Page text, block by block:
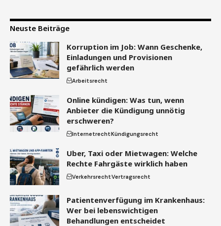
Neuste Beiträge
Korruption im Job: Wann Geschenke,
Einladungen und Provisionen
gefährlich werden
Arbeitsrecht
Online kündigen: Was tun, wenn
Anbieter die Kündigung unnötig
erschweren?
InternetrechtKündigungsrecht
Uber, Taxi oder Mietwagen: Welche
Rechte Fahrgäste wirklich haben
VerkehrsrechtVertragsrecht
Patientenverfügung im Krankenhaus:
Wer bei lebenswichtigen
Behandlungen entscheidet